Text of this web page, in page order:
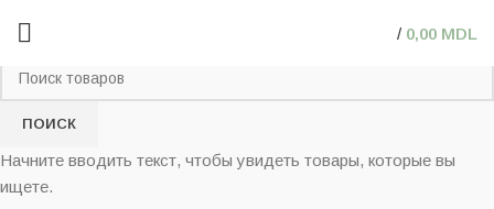
/ 0,00 MDL
ПОИСК
Начните вводить текст, чтобы увидеть товары, которые вы
ищете.